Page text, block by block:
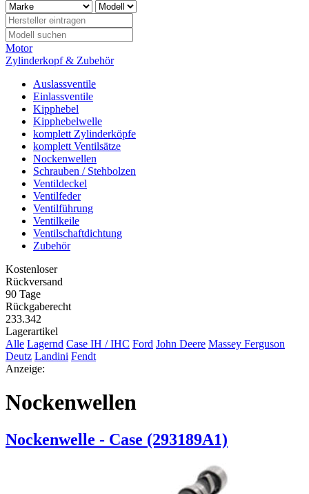
Motor
Zylinderkopf & Zubehör
Auslassventile
Einlassventile
Kipphebel
Kipphebelwelle
komplett Zylinderköpfe
komplett Ventilsätze
Nockenwellen
Schrauben / Stehbolzen
Ventildeckel
Ventilfeder
Ventilführung
Ventilkeile
Ventilschaftdichtung
Zubehör
Kostenloser
Rückversand
90 Tage
Rückgaberecht
233.342
Lagerartikel
Alle Lagernd Case IH / IHC Ford John Deere Massey Ferguson
Deutz Landini Fendt
Anzeige:
Nockenwellen
Nockenwelle - Case (293189A1)